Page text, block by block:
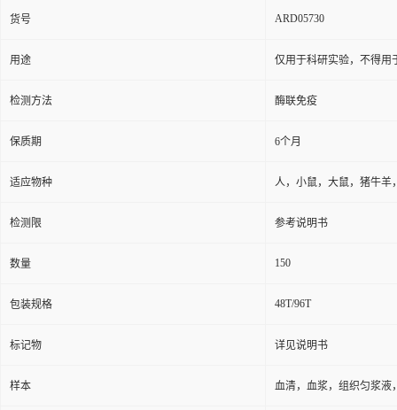
货号 ARD05730
用途 仅用于科研实验，不得用
检测方法 酶联免疫
保质期 6个月
适应物种 人，小鼠，大鼠，猪牛羊
检测限 参考说明书
数量 150
包装规格 48T/96T
标记物 详见说明书
样本 血清，血浆，组织匀浆液